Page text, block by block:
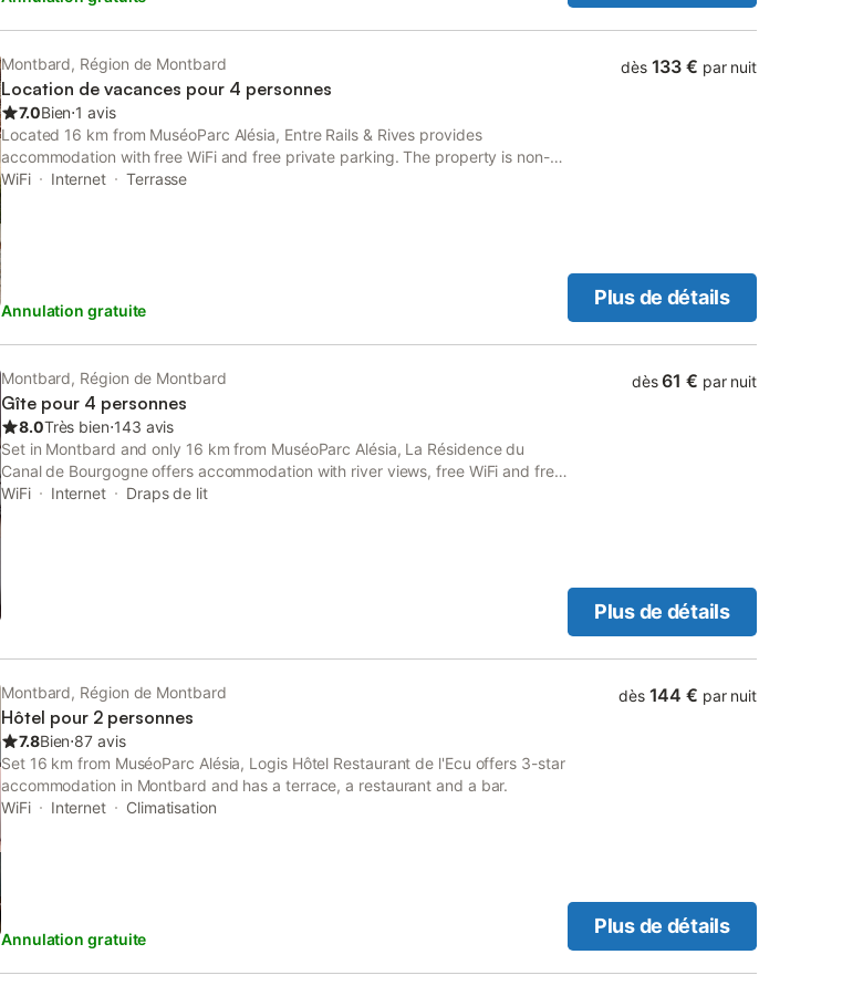
(draps, couette, oreillers, serviettes de douche) etc. Idéal pour passer des
vacances en famille ou pour vous arrêtez en cours de route.
Montbard, Région de Montbard
Location de vacances pour 4 personnes
7.0Bien⋅1 avis
Located 16 km from MuséoParc Alésia, Entre Rails & Rives provides
accommodation with free WiFi and free private parking. The property is non-
smoking and is set 33 km from Pré Lamy Golf Course.
WiFi Internet Terrasse
Annulation gratuite
dès 133 € par nuit
Plus de détails
Montbard, Région de Montbard
Gîte pour 4 personnes
8.0Très bien⋅143 avis
Set in Montbard and only 16 km from MuséoParc Alésia, La Résidence du
Canal de Bourgogne offers accommodation with river views, free WiFi and free
private parking. The property features garden and city views, and is 33 km
WiFi Internet Draps de lit
dès 61 € par nuit
Plus de détails
Montbard, Région de Montbard
Hôtel pour 2 personnes
7.8Bien⋅87 avis
Set 16 km from MuséoParc Alésia, Logis Hôtel Restaurant de l'Ecu offers 3-star
accommodation in Montbard and has a terrace, a restaurant and a bar.
WiFi
Internet Climatisation
Annulation gratuite
dès 144 € par nuit
Plus de détails